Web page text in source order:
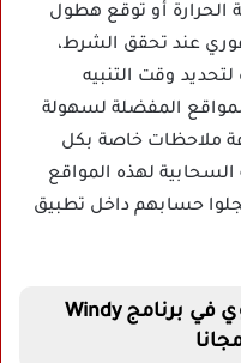
الحرارة أو توقع هطول
عند تحقق الشرط،
وقت التنبيه
المفضلة لسهولة
ملاحظات خاصة بكل
لهذه المواقع
حسابهم داخل تطبيق
الخرائط المتقدمة والرادار الجوي في برنامج Windy